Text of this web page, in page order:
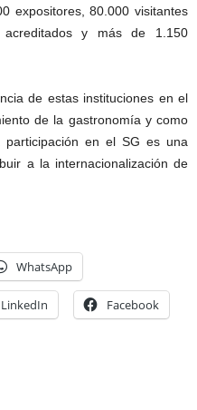
expositores, 80.000 visitantes
acreditados y más de 1.150
de estas instituciones en el
de la gastronomía y como
en el SG es una
a la internacionalización de
WhatsApp
LinkedIn Facebook